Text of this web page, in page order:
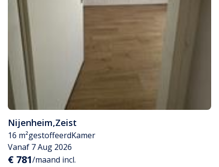
Nijenheim,Zeist
16 m²gestoffeerdKamer
Vanaf 7 Aug 2026
€ 781/maand incl.